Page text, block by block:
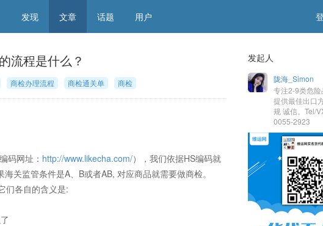
发现 文章 话题 用户
流程是什么？
商检办理流程 商检通关单 商检
码网址： http://www.likecha.com/），我们依据HS编码就
关监管条件是A、B或者AB, 对应商品就需要做商检。
们各自的含义是:
发起人
陇海_Simon
专注2-9类危
提供最佳出口
规 诚信。Tel/
0055-2923